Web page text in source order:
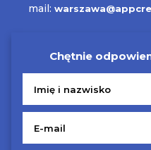
mail:
Chętnie